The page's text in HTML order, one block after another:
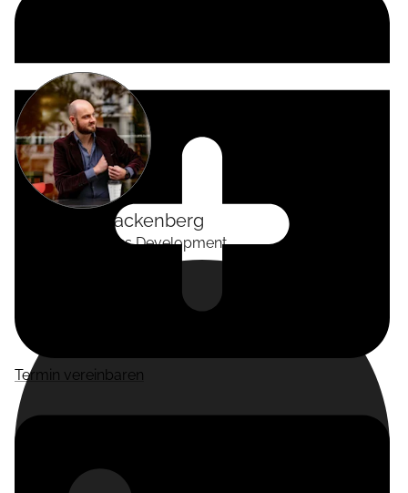
Termin vereinbaren
Tackenberg
Head of Business Development